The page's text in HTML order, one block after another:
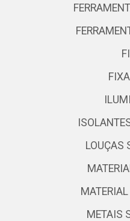
LOUÇAS
METAIS